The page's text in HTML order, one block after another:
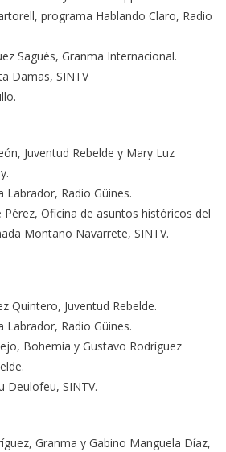
programa Hablando Claro, Radio
Sagués, Granma Internacional.
Damas, SINTV
Juventud Rebelde y Mary Luz
Labrador, Radio Güines.
Oficina de asuntos históricos del
Montano Navarrete, SINTV.
Quintero, Juventud Rebelde.
Radio Güines.
Bohemia y Gustavo Rodríguez
SINTV.
Granma y Gabino Manguela Díaz,